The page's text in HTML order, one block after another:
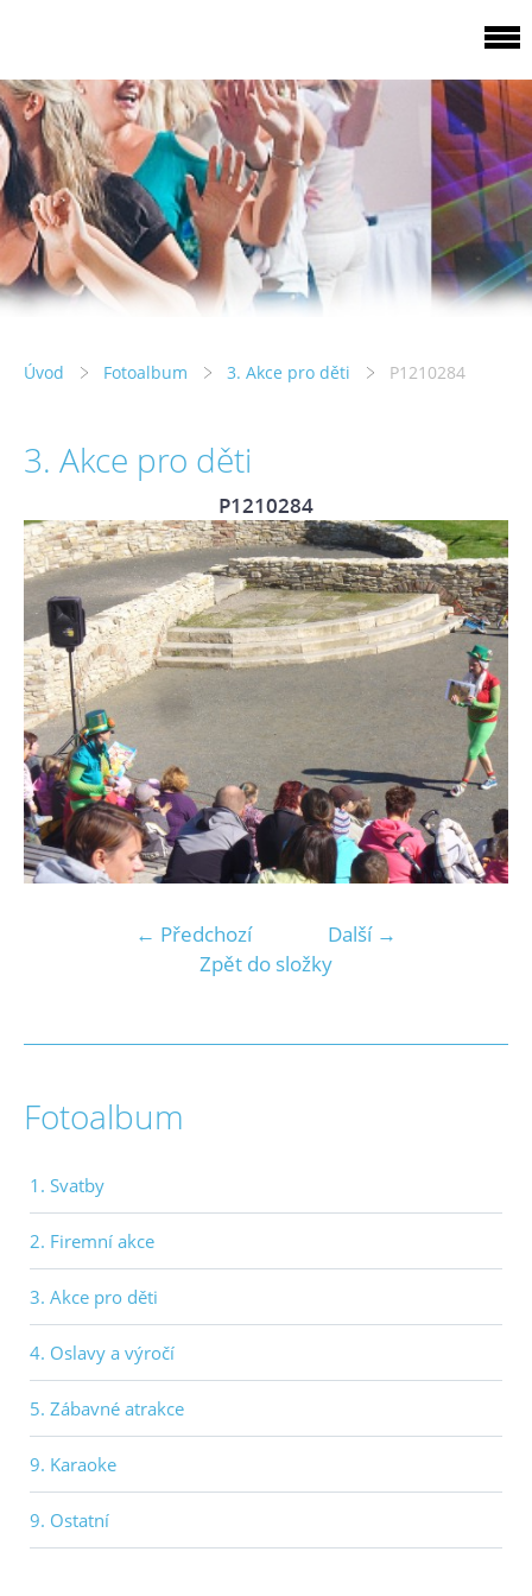
Úvod Fotoalbum 3. Akce pro děti P1210284
3. Akce pro děti
P1210284
← Předchozí
Další →
Zpět do složky
Fotoalbum
1. Svatby
2. Firemní akce
3. Akce pro děti
4. Oslavy a výročí
5. Zábavné atrakce
9. Karaoke
9. Ostatní